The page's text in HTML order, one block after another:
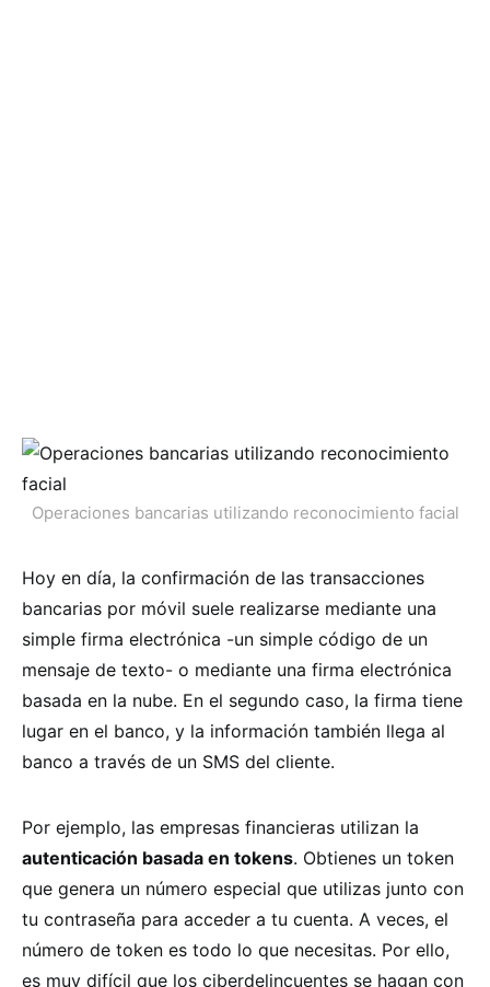
Operaciones bancarias utilizando reconocimiento facial
Hoy en día, la confirmación de las transacciones
bancarias por móvil suele realizarse mediante una
simple firma electrónica -un simple código de un
mensaje de texto- o mediante una firma electrónica
basada en la nube. En el segundo caso, la firma tiene
lugar en el banco, y la información también llega al
banco a través de un SMS del cliente.
Por ejemplo, las empresas financieras utilizan la
autenticación basada en tokens. Obtienes un token
que genera un número especial que utilizas junto con
tu contraseña para acceder a tu cuenta. A veces, el
número de token es todo lo que necesitas. Por ello,
es muy difícil que los ciberdelincuentes se hagan con